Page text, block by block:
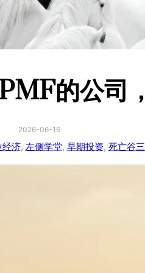
的公司
2026-06-16
经济, 左侧学堂, 早期投资, 死亡谷